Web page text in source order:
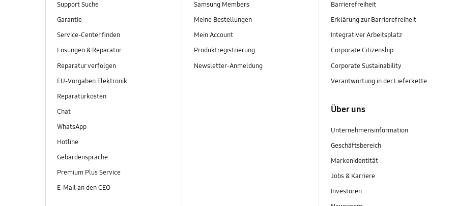
Support Suche
Garantie
Service-Center finden
Lösungen & Reparatur
Reparatur verfolgen
EU-Vorgaben Elektronik
Reparaturkosten
Chat
WhatsApp
Hotline
Gebärdensprache
Premium Plus Service
E-Mail an den CEO
Samsung Members
Meine Bestellungen
Mein Account
Produktregistrierung
Newsletter-Anmeldung
Barrierefreiheit
Erklärung zur Barrierefreiheit
Integrativer Arbeitsplatz
Corporate Citizenship
Corporate Sustainability
Verantwortung in der Lieferkette
Über uns
Unternehmensinformation
Geschäftsbereich
Markenidentität
Jobs & Karriere
Investoren